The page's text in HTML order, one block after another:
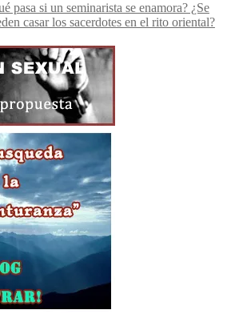
pasa si un seminarista se enamora? ¿Se
casar los sacerdotes en el rito oriental?